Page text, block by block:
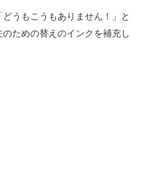
うもこうもありません！」と
ための替えのインクを補充し